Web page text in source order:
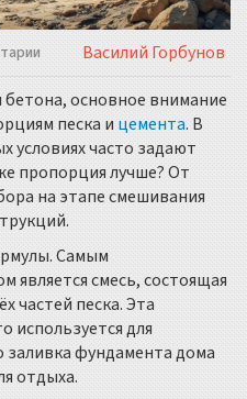
Василий Горбунов
основное внимание
песка ицемента. В
условиях часто задают
пропорция лучше? От
на этапе смешивания
Самым
является смесь, состоящая
частей песка. Эта
используется для
заливка фундамента дома
отдыха.